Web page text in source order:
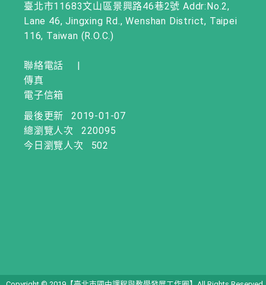
臺北市11683文山區景興路46巷2號 Addr:No.2,
Lane 46, Jingxing Rd., Wenshan District, Taipei
116, Taiwan (R.O.C.)
聯絡電話
|
傳真
電子信箱
最後更新
2019-01-07
總瀏覽人次
220095
今日瀏覽人次
502